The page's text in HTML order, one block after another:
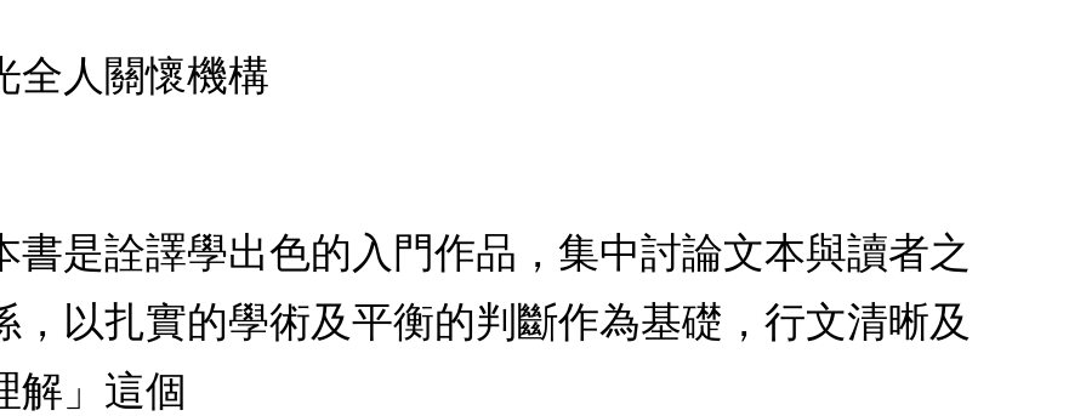
全人關懷機構
書是詮譯學出色的入門作品，集中討論文本與讀者之
，以扎實的學術及平衡的判斷作為基礎，行文清晰及
解」這個